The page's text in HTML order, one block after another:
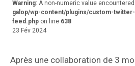
Warning: A non-numeric value
galop/wp-content/plugins/custom-
feed.php on line 638
23 Fév 2024
Après une collaboration de 3